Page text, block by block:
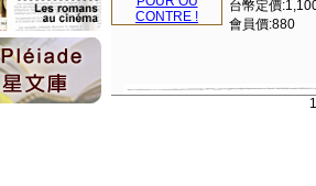
台幣定價
會員價:880
1